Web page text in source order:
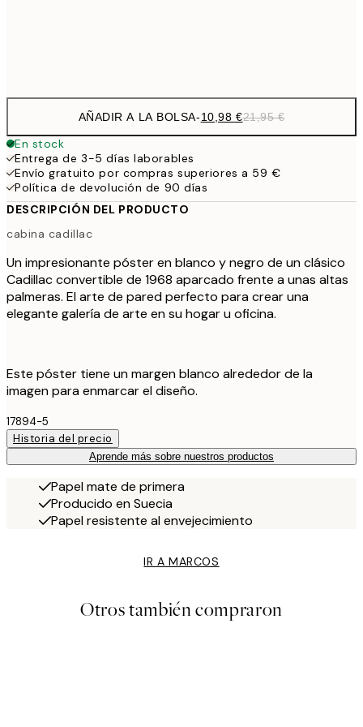
AÑADIR A LA BOLSA-10,98 €21,95 €
En stock
Entrega de 3-5 días laborables
Envío gratuito por compras superiores a 59 €
Política de devolución de 90 días
DESCRIPCIÓN DEL PRODUCTO
cabina cadillac
Un impresionante póster en blanco y negro de un clásico
Cadillac convertible de 1968 aparcado frente a unas altas
palmeras. El arte de pared perfecto para crear una
elegante galería de arte en su hogar u oficina.
Este póster tiene un margen blanco alrededor de la
imagen para enmarcar el diseño.
17894-5
Historia del precio
Aprende más sobre nuestros productos
Papel mate de primera
Producido en Suecia
Papel resistente al envejecimiento
IR A MARCOS
Otros también compraron